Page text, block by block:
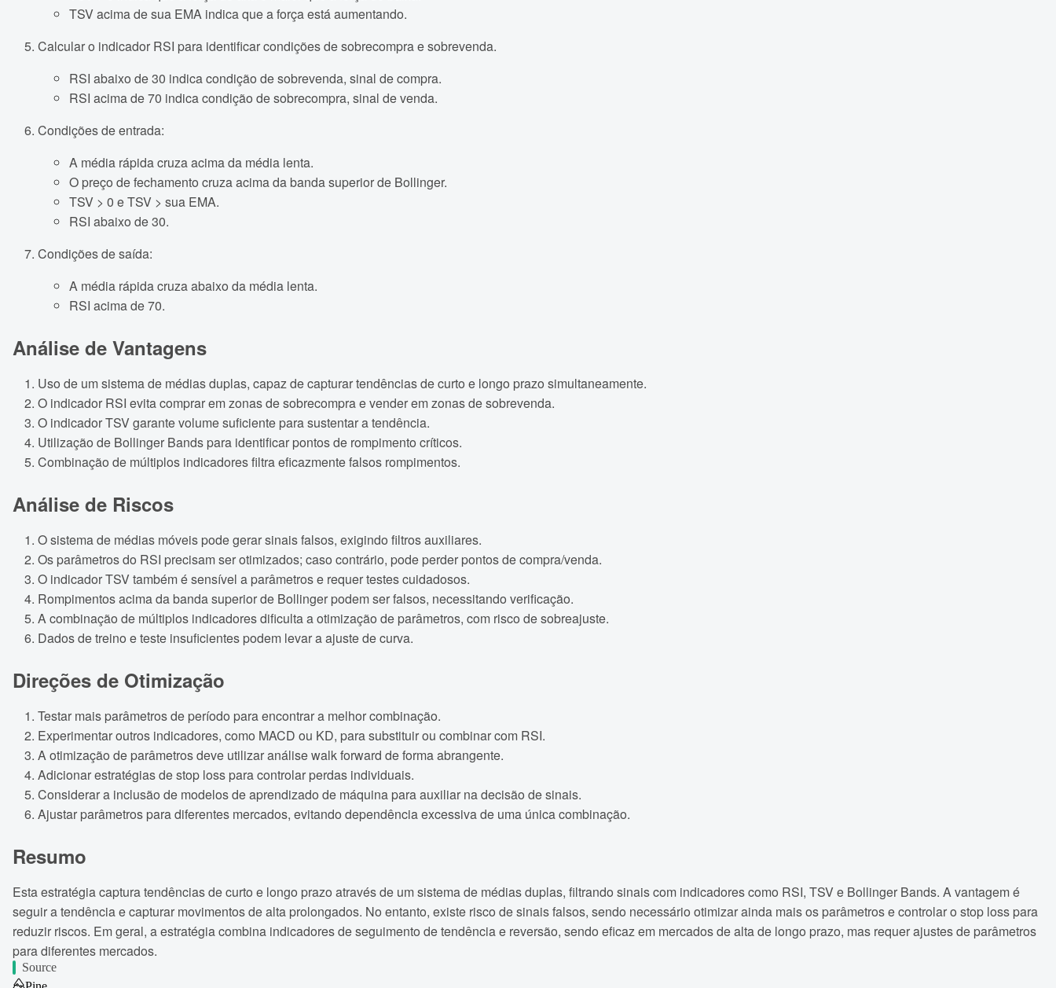
TSV acima de sua EMA indica que a força está aumentando.
Calcular o indicador RSI para identificar condições de sobrecompra e sobrevenda.
RSI abaixo de 30 indica condição de sobrevenda, sinal de compra.
RSI acima de 70 indica condição de sobrecompra, sinal de venda.
Condições de entrada:
A média rápida cruza acima da média lenta.
O preço de fechamento cruza acima da banda superior de Bollinger.
TSV > 0 e TSV > sua EMA.
RSI abaixo de 30.
Condições de saída:
A média rápida cruza abaixo da média lenta.
RSI acima de 70.
Análise de Vantagens
Uso de um sistema de médias duplas, capaz de capturar tendências de curto e longo prazo simultaneamente.
O indicador RSI evita comprar em zonas de sobrecompra e vender em zonas de sobrevenda.
O indicador TSV garante volume suficiente para sustentar a tendência.
Utilização de Bollinger Bands para identificar pontos de rompimento críticos.
Combinação de múltiplos indicadores filtra eficazmente falsos rompimentos.
Análise de Riscos
O sistema de médias móveis pode gerar sinais falsos, exigindo filtros auxiliares.
Os parâmetros do RSI precisam ser otimizados; caso contrário, pode perder pontos de compra/venda.
O indicador TSV também é sensível a parâmetros e requer testes cuidadosos.
Rompimentos acima da banda superior de Bollinger podem ser falsos, necessitando verificação.
A combinação de múltiplos indicadores dificulta a otimização de parâmetros, com risco de sobreajuste.
Dados de treino e teste insuficientes podem levar a ajuste de curva.
Direções de Otimização
Testar mais parâmetros de período para encontrar a melhor combinação.
Experimentar outros indicadores, como MACD ou KD, para substituir ou combinar com RSI.
A otimização de parâmetros deve utilizar análise walk forward de forma abrangente.
Adicionar estratégias de stop loss para controlar perdas individuais.
Considerar a inclusão de modelos de aprendizado de máquina para auxiliar na decisão de sinais.
Ajustar parâmetros para diferentes mercados, evitando dependência excessiva de uma única combinação.
Resumo
Esta estratégia captura tendências de curto e longo prazo através de um sistema de médias duplas, filtrando sinais com indicadores como RSI, TSV e Bollinger Bands. A vantagem é
seguir a tendência e capturar movimentos de alta prolongados. No entanto, existe risco de sinais falsos, sendo necessário otimizar ainda mais os parâmetros e controlar o stop loss para
reduzir riscos. Em geral, a estratégia combina indicadores de seguimento de tendência e reversão, sendo eficaz em mercados de alta de longo prazo, mas requer ajustes de parâmetros
para diferentes mercados.
Source